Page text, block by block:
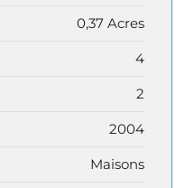
0,37 Acres
4
2
2004
Maisons